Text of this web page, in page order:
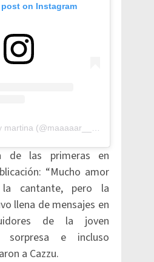
on Instagram
de las primeras en
“Mucho amor
cantante, pero la
llena de mensajes en
de la joven
sorpresa e incluso
a Cazzu.